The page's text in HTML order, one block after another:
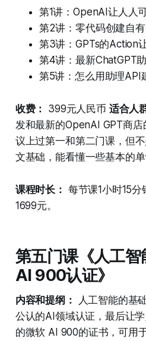
第1讲：OpenAI让人人
第2讲：零代码创建自
第3讲：GPTs的Action
第4讲：最新ChatGPT
第5讲：怎么用助理API
收费： 399元人民币 适合人
发和最新的OpenAI GPT商
议上过第一和第二门课，但
文基础，能看懂一些基本的单
课程时长： 每节课1小时15
1699元。
第五门课《人工
AI 900认证》
内容和提纲：
人工智能的基
公认的AI领域认证，最后让
的微软 AI 900的证书，可用